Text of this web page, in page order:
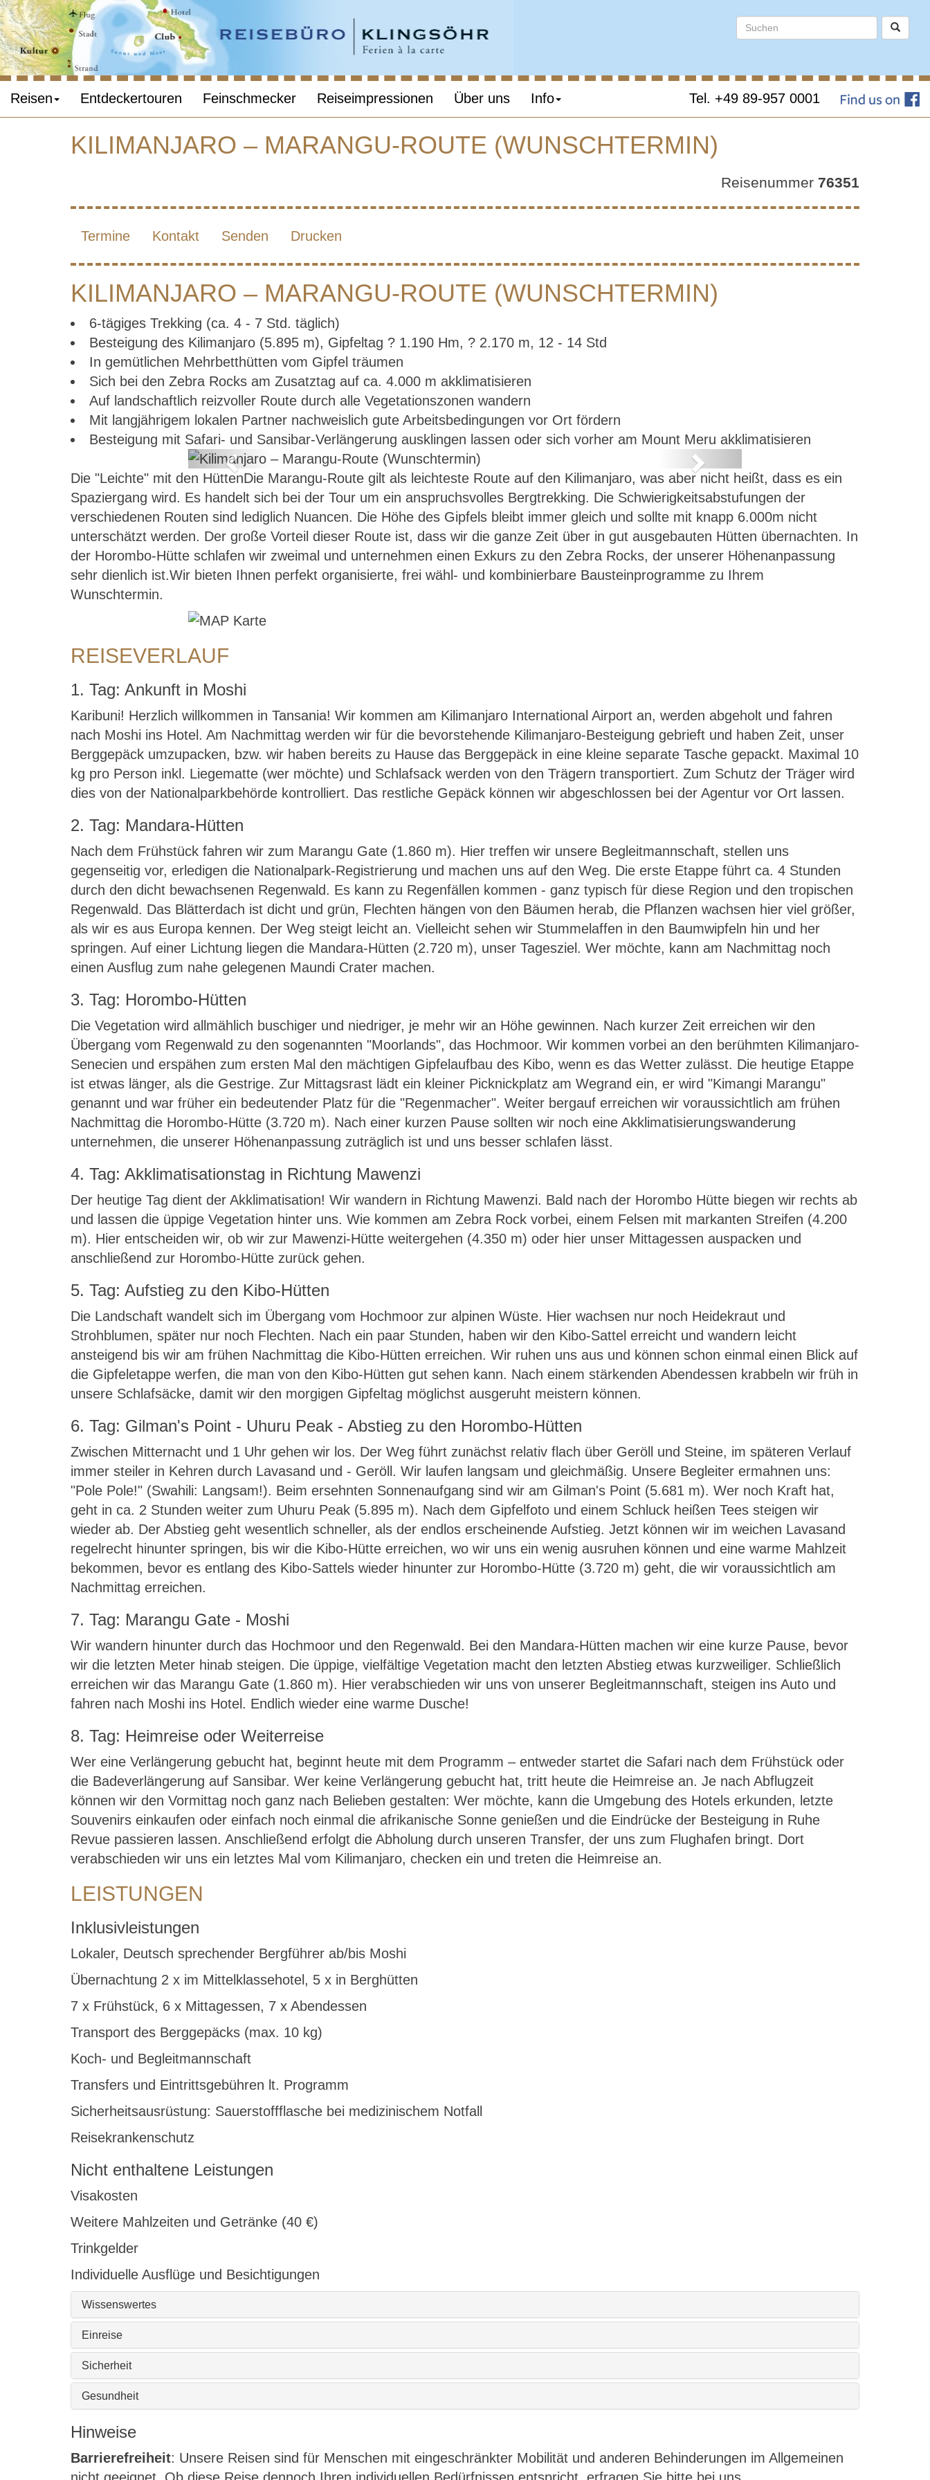
Reisen Entdeckertouren Feinschmecker Reiseimpressionen Über uns Info Tel. +49 89-957 0001
KILIMANJARO – MARANGU-
ROUTE (WUNSCHTERMIN)
KILIMANJARO – MARANGU-ROUTE (WUNSCHTERMIN)
Reisenummer 76351
Termine Kontakt Senden Drucken
KILIMANJARO – MARANGU-ROUTE (WUNSCHTERMIN)
6-tägiges Trekking (ca. 4 - 7 Std. täglich)
Besteigung des Kilimanjaro (5.895 m), Gipfeltag ? 1.190 Hm, ? 2.170 m, 12 - 14 Std
In gemütlichen Mehrbetthütten vom Gipfel träumen
Sich bei den Zebra Rocks am Zusatztag auf ca. 4.000 m akklimatisieren
Auf landschaftlich reizvoller Route durch alle Vegetationszonen wandern
Mit langjährigem lokalen Partner nachweislich gute Arbeitsbedingungen vor Ort fördern
Besteigung mit Safari- und Sansibar-Verlängerung ausklingen lassen oder sich vorher am Mount Meru akklimatisieren
Kilimanjaro – Marangu-Route (Wunschtermin)
Previous
Next
Die "Leichte" mit den HüttenDie Marangu-Route gilt als leichteste Route auf den Kilimanjaro, was aber nicht heißt, dass es ein
Spaziergang wird. Es handelt sich bei der Tour um ein anspruchsvolles Bergtrekking. Die Schwierigkeitsabstufungen der
verschiedenen Routen sind lediglich Nuancen. Die Höhe des Gipfels bleibt immer gleich und sollte mit knapp 6.000m nicht
unterschätzt werden. Der große Vorteil dieser Route ist, dass wir die ganze Zeit über in gut ausgebauten Hütten übernachten. In
der Horombo-Hütte schlafen wir zweimal und unternehmen einen Exkurs zu den Zebra Rocks, der unserer Höhenanpassung
sehr dienlich ist.Wir bieten Ihnen perfekt organisierte, frei wähl- und kombinierbare Bausteinprogramme zu Ihrem
Wunschtermin.
REISEVERLAUF
1. Tag: Ankunft in Moshi
Karibuni! Herzlich willkommen in Tansania! Wir kommen am Kilimanjaro International Airport an, werden abgeholt und fahren
nach Moshi ins Hotel. Am Nachmittag werden wir für die bevorstehende Kilimanjaro-Besteigung gebrieft und haben Zeit, unser
Berggepäck umzupacken, bzw. wir haben bereits zu Hause das Berggepäck in eine kleine separate Tasche gepackt. Maximal 10
kg pro Person inkl. Liegematte (wer möchte) und Schlafsack werden von den Trägern transportiert. Zum Schutz der Träger wird
dies von der Nationalparkbehörde kontrolliert. Das restliche Gepäck können wir abgeschlossen bei der Agentur vor Ort lassen.
2. Tag: Mandara-Hütten
Nach dem Frühstück fahren wir zum Marangu Gate (1.860 m). Hier treffen wir unsere Begleitmannschaft, stellen uns
gegenseitig vor, erledigen die Nationalpark-Registrierung und machen uns auf den Weg. Die erste Etappe führt ca. 4 Stunden
durch den dicht bewachsenen Regenwald. Es kann zu Regenfällen kommen - ganz typisch für diese Region und den tropischen
Regenwald. Das Blätterdach ist dicht und grün, Flechten hängen von den Bäumen herab, die Pflanzen wachsen hier viel größer,
als wir es aus Europa kennen. Der Weg steigt leicht an. Vielleicht sehen wir Stummelaffen in den Baumwipfeln hin und her
springen. Auf einer Lichtung liegen die Mandara-Hütten (2.720 m), unser Tagesziel. Wer möchte, kann am Nachmittag noch
einen Ausflug zum nahe gelegenen Maundi Crater machen.
3. Tag: Horombo-Hütten
Die Vegetation wird allmählich buschiger und niedriger, je mehr wir an Höhe gewinnen. Nach kurzer Zeit erreichen wir den
Übergang vom Regenwald zu den sogenannten "Moorlands", das Hochmoor. Wir kommen vorbei an den berühmten Kilimanjaro-
Senecien und erspähen zum ersten Mal den mächtigen Gipfelaufbau des Kibo, wenn es das Wetter zulässt. Die heutige Etappe
ist etwas länger, als die Gestrige. Zur Mittagsrast lädt ein kleiner Picknickplatz am Wegrand ein, er wird "Kimangi Marangu"
genannt und war früher ein bedeutender Platz für die "Regenmacher". Weiter bergauf erreichen wir voraussichtlich am frühen
Nachmittag die Horombo-Hütte (3.720 m). Nach einer kurzen Pause sollten wir noch eine Akklimatisierungswanderung
unternehmen, die unserer Höhenanpassung zuträglich ist und uns besser schlafen lässt.
4. Tag: Akklimatisationstag in Richtung Mawenzi
Der heutige Tag dient der Akklimatisation! Wir wandern in Richtung Mawenzi. Bald nach der Horombo Hütte biegen wir rechts ab
und lassen die üppige Vegetation hinter uns. Wie kommen am Zebra Rock vorbei, einem Felsen mit markanten Streifen (4.200
m). Hier entscheiden wir, ob wir zur Mawenzi-Hütte weitergehen (4.350 m) oder hier unser Mittagessen auspacken und
anschließend zur Horombo-Hütte zurück gehen.
5. Tag: Aufstieg zu den Kibo-Hütten
Die Landschaft wandelt sich im Übergang vom Hochmoor zur alpinen Wüste. Hier wachsen nur noch Heidekraut und
Strohblumen, später nur noch Flechten. Nach ein paar Stunden, haben wir den Kibo-Sattel erreicht und wandern leicht
ansteigend bis wir am frühen Nachmittag die Kibo-Hütten erreichen. Wir ruhen uns aus und können schon einmal einen Blick auf
die Gipfeletappe werfen, die man von den Kibo-Hütten gut sehen kann. Nach einem stärkenden Abendessen krabbeln wir früh in
unsere Schlafsäcke, damit wir den morgigen Gipfeltag möglichst ausgeruht meistern können.
6. Tag: Gilman's Point - Uhuru Peak - Abstieg zu den Horombo-Hütten
Zwischen Mitternacht und 1 Uhr gehen wir los. Der Weg führt zunächst relativ flach über Geröll und Steine, im späteren Verlauf
immer steiler in Kehren durch Lavasand und - Geröll. Wir laufen langsam und gleichmäßig. Unsere Begleiter ermahnen uns:
"Pole Pole!" (Swahili: Langsam!). Beim ersehnten Sonnenaufgang sind wir am Gilman's Point (5.681 m). Wer noch Kraft hat,
geht in ca. 2 Stunden weiter zum Uhuru Peak (5.895 m). Nach dem Gipfelfoto und einem Schluck heißen Tees steigen wir
wieder ab. Der Abstieg geht wesentlich schneller, als der endlos erscheinende Aufstieg. Jetzt können wir im weichen Lavasand
regelrecht hinunter springen, bis wir die Kibo-Hütte erreichen, wo wir uns ein wenig ausruhen können und eine warme Mahlzeit
bekommen, bevor es entlang des Kibo-Sattels wieder hinunter zur Horombo-Hütte (3.720 m) geht, die wir voraussichtlich am
Nachmittag erreichen.
7. Tag: Marangu Gate - Moshi
Wir wandern hinunter durch das Hochmoor und den Regenwald. Bei den Mandara-Hütten machen wir eine kurze Pause, bevor
wir die letzten Meter hinab steigen. Die üppige, vielfältige Vegetation macht den letzten Abstieg etwas kurzweiliger. Schließlich
erreichen wir das Marangu Gate (1.860 m). Hier verabschieden wir uns von unserer Begleitmannschaft, steigen ins Auto und
fahren nach Moshi ins Hotel. Endlich wieder eine warme Dusche!
8. Tag: Heimreise oder Weiterreise
Wer eine Verlängerung gebucht hat, beginnt heute mit dem Programm – entweder startet die Safari nach dem Frühstück oder
die Badeverlängerung auf Sansibar. Wer keine Verlängerung gebucht hat, tritt heute die Heimreise an. Je nach Abflugzeit
können wir den Vormittag noch ganz nach Belieben gestalten: Wer möchte, kann die Umgebung des Hotels erkunden, letzte
Souvenirs einkaufen oder einfach noch einmal die afrikanische Sonne genießen und die Eindrücke der Besteigung in Ruhe
Revue passieren lassen. Anschließend erfolgt die Abholung durch unseren Transfer, der uns zum Flughafen bringt. Dort
verabschieden wir uns ein letztes Mal vom Kilimanjaro, checken ein und treten die Heimreise an.
LEISTUNGEN
Inklusivleistungen
Lokaler, Deutsch sprechender Bergführer ab/bis Moshi
Übernachtung 2 x im Mittelklassehotel, 5 x in Berghütten
7 x Frühstück, 6 x Mittagessen, 7 x Abendessen
Transport des Berggepäcks (max. 10 kg)
Koch- und Begleitmannschaft
Transfers und Eintrittsgebühren lt. Programm
Sicherheitsausrüstung: Sauerstoffflasche bei medizinischem Notfall
Reisekrankenschutz
Nicht enthaltene Leistungen
Visakosten
Weitere Mahlzeiten und Getränke (40 €)
Trinkgelder
Individuelle Ausflüge und Besichtigungen
Wissenswertes
Einreise
Sicherheit
Gesundheit
Hinweise
Barrierefreiheit: Unsere Reisen sind für Menschen mit eingeschränkter Mobilität und anderen Behinderungen im Allgemeinen